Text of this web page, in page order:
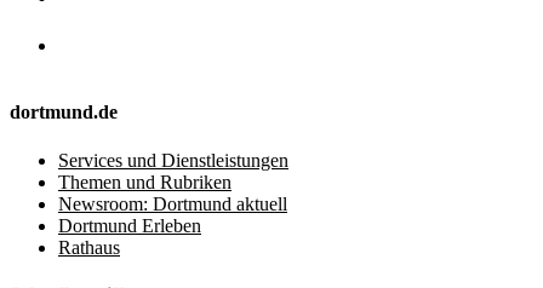
dortmund.de
Services und Dienstleistungen
Themen und Rubriken
Newsroom: Dortmund aktuell
Dortmund Erleben
Rathaus